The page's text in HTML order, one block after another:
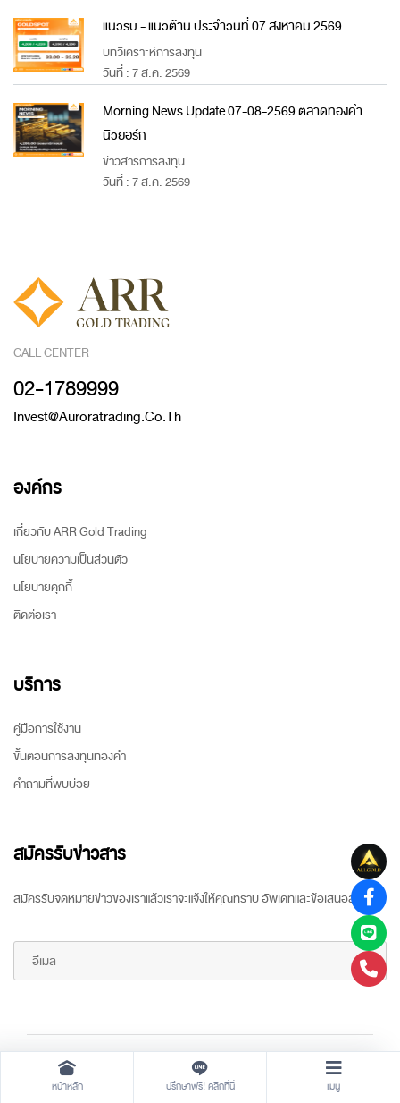
แนวรับ - แนวต้าน ประจำวันที่ 07 สิงหาคม 2569
บทวิเคราะห์การลงทุน
วันที่ : 7 ส.ค. 2569
Morning News Update 07-08-2569 ตลาดทองคำ
นิวยอร์ก
ข่าวสารการลงทุน
วันที่ : 7 ส.ค. 2569
CALL CENTER
02-1789999
Invest@auroratrading.co.th
องค์กร
เกี่ยวกับ ARR Gold Trading
นโยบายความเป็นส่วนตัว
นโยบายคุกกี้
ติดต่อเรา
บริการ
คู่มือการใช้งาน
ขั้นตอนการลงทุนทองคำ
คำถามที่พบบ่อย
สมัครรับข่าวสาร
สมัครรับจดหมายข่าวของเราแล้วเราจะแจ้งให้คุณทราบ อัพเดทและข้อเสนอล่าสุด
Copyright © 2026 All rights reserved ARR Gold Trading
หน้าหลัก ปรึกษาฟรี! คลิกที่นี่ เมนู